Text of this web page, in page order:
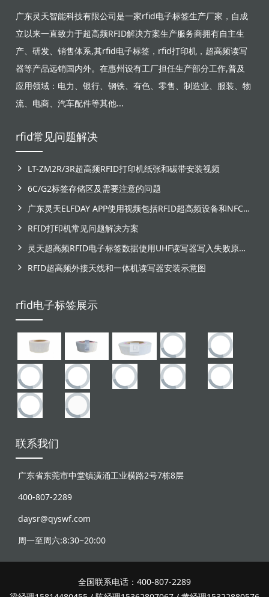
广东灵天智能科技有限公司是一家rfid电子标签生产厂家，自成
立以来一直致力于超高频RFID解决方案生产服务商拥有自主生
产、研发、销售体系,其rfid电子标签，rfid打印机，超高频读写
器等产品远销国内外。在惠州设有工厂担任生产部分工作,普及
应用领域：电力、银行、钢铁、有色、零售、制造业、服装、物
流、电商、汽车配件等其他...
rfid常见问题解决
LT-ZM2R/3R超高频RFID打印机纸张和碳带安装视频
6C/G2标签存储区及需要注意的问题
广东灵天ELFDAY APP使用视频包括RFID超高频设备和NFC芯片标签感应
RFID打印机常见问题解决方案
灵天超高频RFID电子标签数据使用UHF读写器写入失败原因分析
RFID超高频外接天线和一体机读写器安装示意图
rfid电子标签展示
联系我们
广东省东莞市中堂镇潢涌工业横路2号7栋8层
400-807-2289
daysr@qyswf.com
周一至周六:8:30~20:00
全国联系电话：400-807-2289